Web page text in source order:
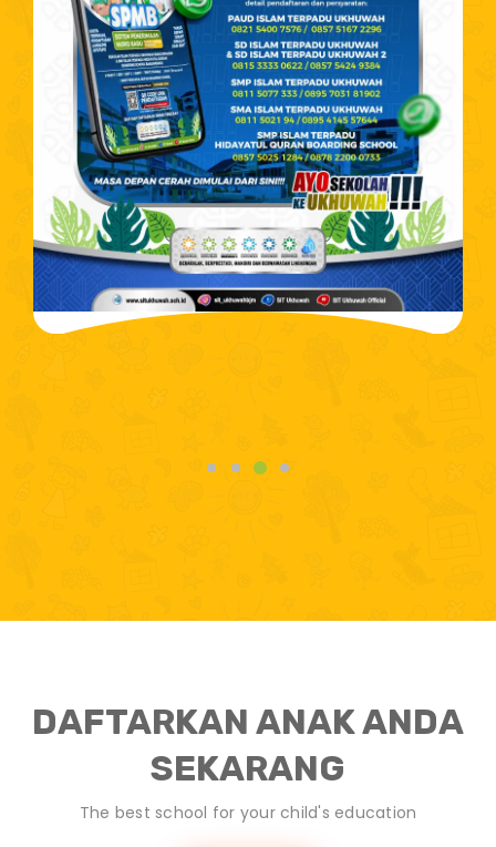
DAFTARKAN ANAK ANDA
SEKARANG
The best school for your child's education